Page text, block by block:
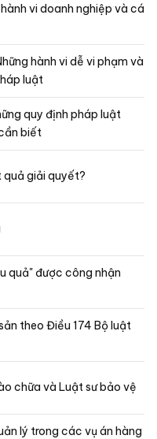
vi doanh nghiệp và cá
hành vi dễ vi phạm và
luật
quy định pháp luật
biết
quả giải quyết?
quả" được công nhận
theo Điều 174 Bộ luật
chữa và Luật sư bảo vệ
lý trong các vụ án hàng